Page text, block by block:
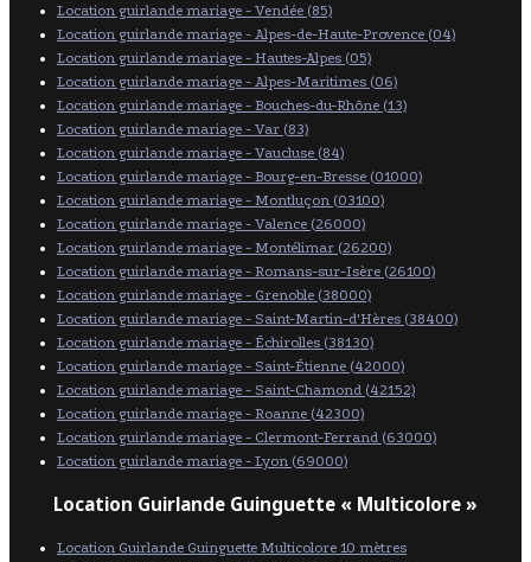
Location guirlande mariage - Vendée (85)
Location guirlande mariage - Alpes-de-Haute-Provence (04)
Location guirlande mariage - Hautes-Alpes (05)
Location guirlande mariage - Alpes-Maritimes (06)
Location guirlande mariage - Bouches-du-Rhône (13)
Location guirlande mariage - Var (83)
Location guirlande mariage - Vaucluse (84)
Location guirlande mariage - Bourg-en-Bresse (01000)
Location guirlande mariage - Montluçon (03100)
Location guirlande mariage - Valence (26000)
Location guirlande mariage - Montélimar (26200)
Location guirlande mariage - Romans-sur-Isère (26100)
Location guirlande mariage - Grenoble (38000)
Location guirlande mariage - Saint-Martin-d'Hères (38400)
Location guirlande mariage - Échirolles (38130)
Location guirlande mariage - Saint-Étienne (42000)
Location guirlande mariage - Saint-Chamond (42152)
Location guirlande mariage - Roanne (42300)
Location guirlande mariage - Clermont-Ferrand (63000)
Location guirlande mariage - Lyon (69000)
Location Guirlande Guinguette « Multicolore »
Location Guirlande Guinguette Multicolore 10 mètres